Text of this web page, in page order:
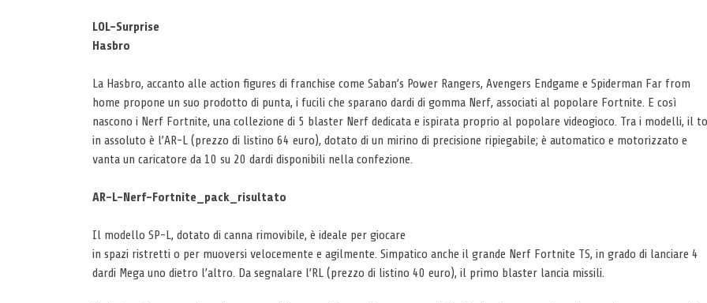
LOL-Surprise
Hasbro
La Hasbro, accanto alle action figures di franchise come Saban’s Power Rangers, Avengers Endgame e Spiderman Far from
home propone un suo prodotto di punta, i fucili che sparano dardi di gomma Nerf, associati al popolare Fortnite. E così
nascono i Nerf Fortnite, una collezione di 5 blaster Nerf dedicata e ispirata proprio al popolare videogioco. Tra i modelli, il
in assoluto è l’AR-L (prezzo di listino 64 euro), dotato di un mirino di precisione ripiegabile; è automatico e motorizzato e
vanta un caricatore da 10 su 20 dardi disponibili nella confezione.
AR-L-Nerf-Fortnite_pack_risultato
Il modello SP-L, dotato di canna rimovibile, è ideale per giocare
in spazi ristretti o per muoversi velocemente e agilmente. Simpatico anche il grande Nerf Fortnite TS, in grado di lanciare 4
dardi Mega uno dietro l’altro. Da segnalare l’RL (prezzo di listino 40 euro), il primo blaster lancia missili.